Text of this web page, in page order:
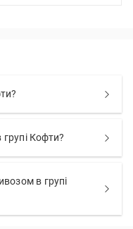
Кофти?
в групі